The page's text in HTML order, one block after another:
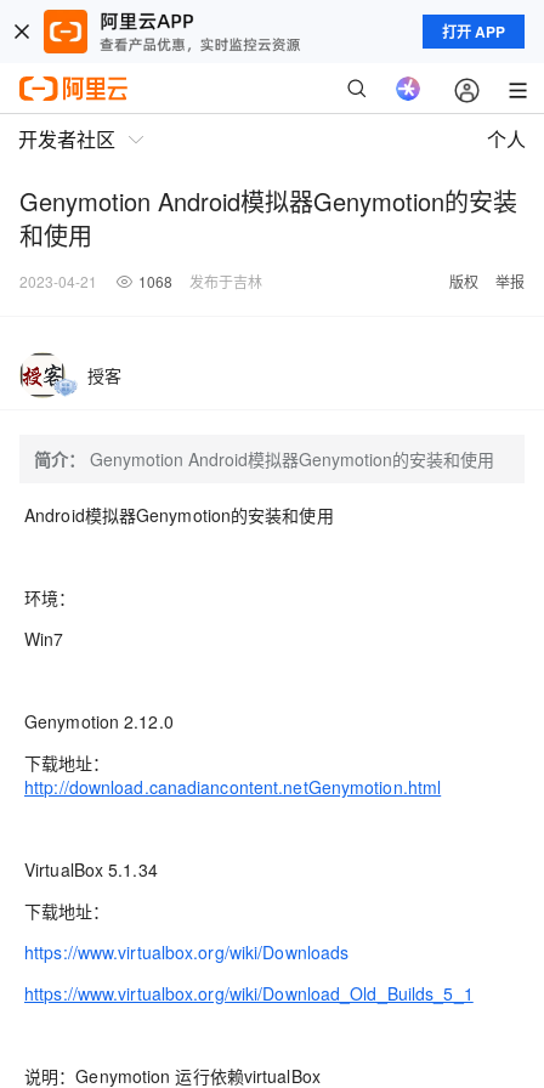
打开 APP
开发者社区 个人
Genymotion Android模拟器Genymotion的安装
和使用
2023-04-21 1068 发布于吉林 版权 举报
授客
简介： Genymotion Android模拟器Genymotion的安装和使用
Android模拟器Genymotion的安装和使用
环境：
Win7
Genymotion 2.12.0
下载地址：
http://download.canadiancontent.netGenymotion.html
VirtualBox 5.1.34
下载地址：
https://www.virtualbox.org/wiki/Downloads
https://www.virtualbox.org/wiki/Download_Old_Builds_5_1
说明：Genymotion 运行依赖virtualBox